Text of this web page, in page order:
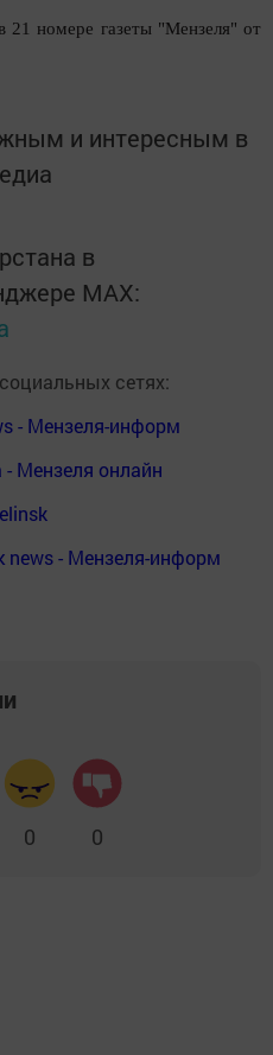
21 номере газеты "Мензеля" от
и интересным в
в
MАХ:
сетях:
- Мензеля-информ
Мензеля онлайн
news - Мензеля-информ
0 0